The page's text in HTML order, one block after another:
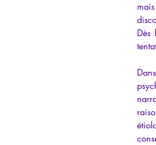
Dès